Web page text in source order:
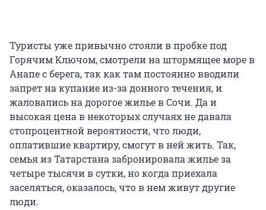
Туристы уже привычно стояли в пробке под
Горячим Ключом, смотрели на штормящее море в
Анапе с берега, так как там постоянно вводили
запрет на купание из-за донного течения, и
жаловались на дорогое жилье в Сочи. Да и
высокая цена в некоторых случаях не давала
стопроцентной вероятности, что люди,
оплатившие квартиру, смогут в ней жить. Так,
семья из Татарстана забронировала жилье за
четыре тысячи в сутки, но когда приехала
заселяться, оказалось, что в нем живут другие
люди.